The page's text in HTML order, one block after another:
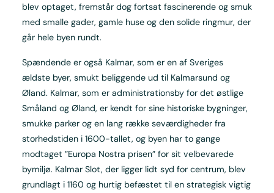
blev optaget, fremstår dog fortsat fascinerende og smuk
med smalle gader, gamle huse og den solide ringmur, der
går hele byen rundt.
Spændende er også Kalmar, som er en af Sveriges
ældste byer, smukt beliggende ud til Kalmarsund og
Øland. Kalmar, som er administrationsby for det østlige
Småland og Øland, er kendt for sine historiske bygninger,
smukke parker og en lang række seværdigheder fra
storhedstiden i 1600-tallet, og byen har to gange
modtaget ”Europa Nostra prisen” for sit velbevarede
bymiljø. Kalmar Slot, der ligger lidt syd for centrum, blev
grundlagt i 1160 og hurtig befæstet til en strategisk vigtig